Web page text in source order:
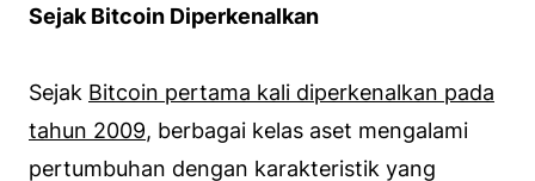
Sejak Bitcoin Diperkenalkan
Sejak Bitcoin pertama kali diperkenalkan pada
tahun 2009, berbagai kelas aset mengalami
pertumbuhan dengan karakteristik yang